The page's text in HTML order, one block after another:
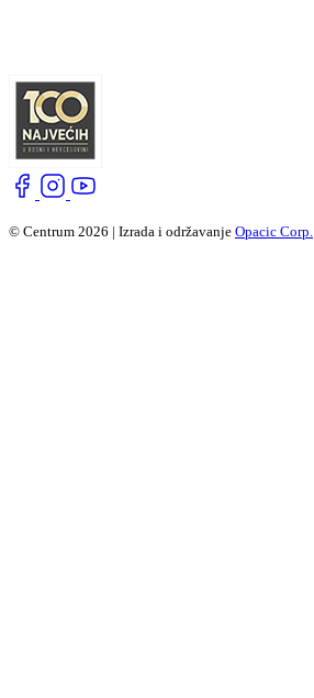
© Centrum 2026 | Izrada i održavanje Opacic Corp.